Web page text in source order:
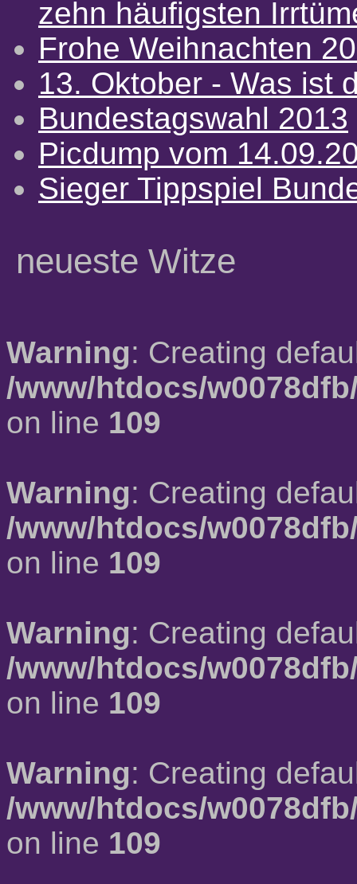
zehn häufigsten
Frohe Weihnachten
13. Oktober - Was ist
Bundestagswahl 2013
Picdump vom
Sieger Tippspiel
neueste Witze
Warning: Creating
/www/htdocs/
on line 109
Warning: Creating
/www/htdocs/
on line 109
Warning: Creating
/www/htdocs/
on line 109
Warning: Creating
/www/htdocs/
on line 109